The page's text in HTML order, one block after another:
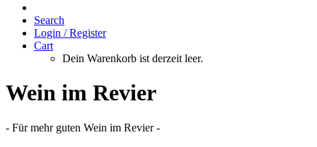
Search
Login / Register
Cart
Dein Warenkorb ist derzeit leer.
Wein im Revier
- Für mehr guten Wein im Revier -